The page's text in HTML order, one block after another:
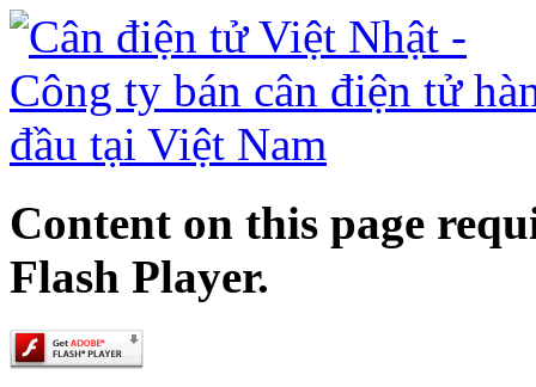
Content on this page
Flash Player.